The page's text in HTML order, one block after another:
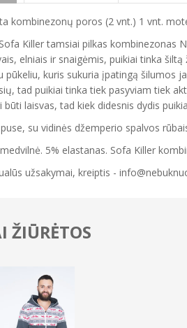
kombinezonų poros (2 vnt.) 1 vnt.
Killer tamsiai pilkas kombinezonas
elniais ir snaigėmis, puikiai tinka
pūkeliu, kuris sukuria įpatingą šilumos
tad puikiai tinka tiek pasyviam tiek
būti laisvas, tad kiek didesnis dydis
su vidinės džemperio spalvos
5% elastanas. Sofa Killer
užsakymai, kreiptis -
ŽIŪRĖTOS